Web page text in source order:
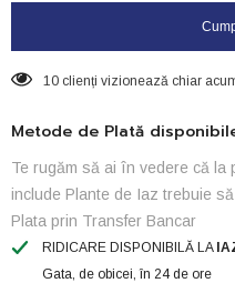
10 clienți vizionează chiar
Metode de Plată
Te rugăm să ai în vedere că la
include Plante de Iaz trebuie
Plata prin Transfer Bancar
RIDICARE DISPONIBILĂ LA
Gata, de obicei, în 24 de ore